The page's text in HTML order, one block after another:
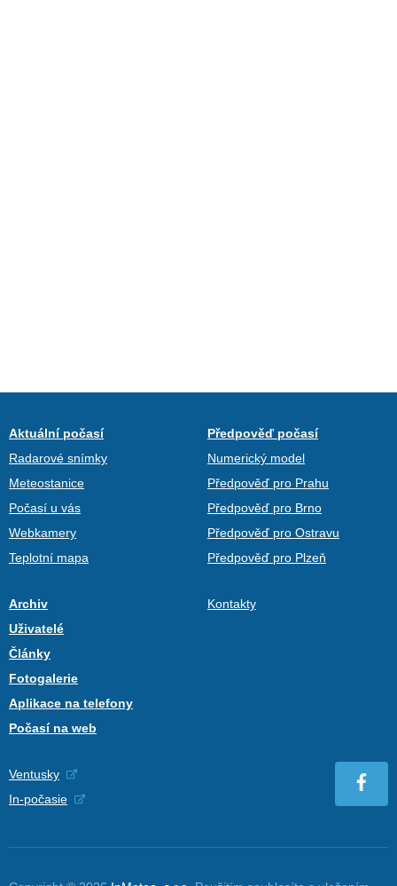
Aktuální počasí
Radarové snímky
Meteostanice
Počasí u vás
Webkamery
Teplotní mapa
Předpověď počasí
Numerický model
Předpověď pro Prahu
Předpověď pro Brno
Předpověď pro Ostravu
Předpověď pro Plzeň
Archiv
Uživatelé
Články
Fotogalerie
Aplikace na telefony
Počasí na web
Kontakty
Ventusky
In-počasie